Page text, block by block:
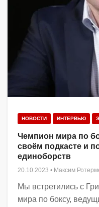
НОВОСТИ ИНТЕРВЬЮ
Чемпион мира по
своём подкасте и
единоборств
20.10.2023 • Максим
Мы встретились с
мира по боксу,